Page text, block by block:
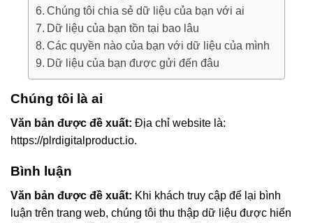
Chúng tôi chia sẻ dữ liệu của bạn với ai
Dữ liệu của bạn tồn tại bao lâu
Các quyền nào của bạn với dữ liệu của mình
Dữ liệu của bạn được gửi đến đâu
Chúng tôi là ai
Văn bản được đề xuất: Địa chỉ website là:
https://plrdigitalproduct.io.
Bình luận
Văn bản được đề xuất: Khi khách truy cập để lại bình
luận trên trang web, chúng tôi thu thập dữ liệu được hiển